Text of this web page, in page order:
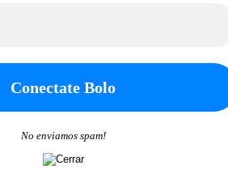
No enviamos spam!